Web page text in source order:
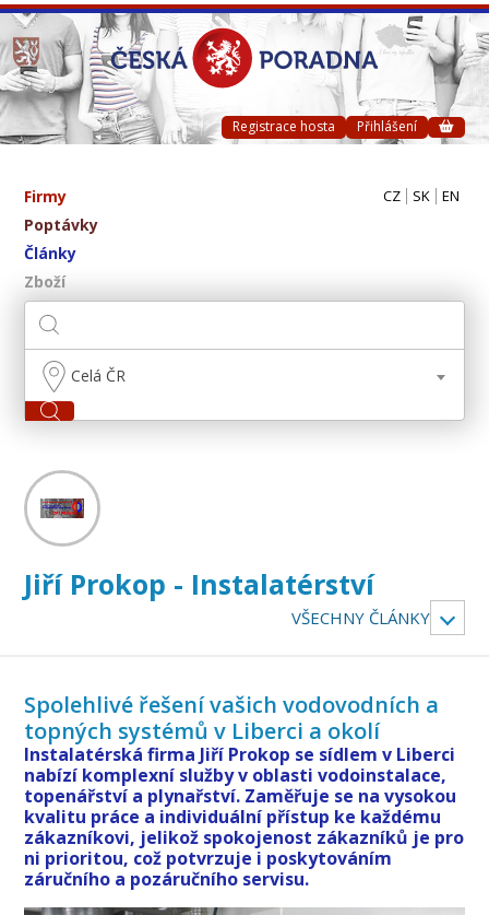
Registrace hosta Přihlášení
Firmy
Poptávky
Články
Zboží
CZ SK EN
Celá ČR
Jiří Prokop - Instalatérství
VŠECHNY ČLÁNKY
Spolehlivé řešení vašich vodovodních a
topných systémů v Liberci a okolí
Instalatérská firma Jiří Prokop se sídlem v Liberci
nabízí komplexní služby v oblasti vodoinstalace,
topenářství a plynařství. Zaměřuje se na vysokou
kvalitu práce a individuální přístup ke každému
zákazníkovi, jelikož spokojenost zákazníků je pro
ni prioritou, což potvrzuje i poskytováním
záručního a pozáručního servisu.